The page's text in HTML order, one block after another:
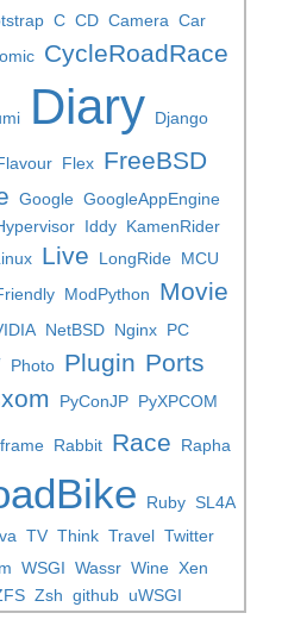
C CD Camera Car
CycleRoadRace
Diary Django
Flex FreeBSD
Google GoogleAppEngine
Iddy KamenRider
Live LongRide MCU
ModPython
Movie
NetBSD Nginx PC
Photo Plugin Ports
PyConJP PyXPCOM
Rabbit Race Rapha
Ruby SL4A
TV Think Travel Twitter
WSGI Wassr Wine Xen
Zsh github uWSGI